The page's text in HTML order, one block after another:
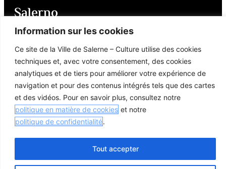
Information sur les cookies
Ce site de la Ville de Salerne – Culture utilise des cookies
techniques et, avec votre consentement, des cookies
analytiques et de tiers pour améliorer votre expérience de
navigation et pour des contenus intégrés tels que des cartes
et des vidéos. Pour en savoir plus, consultez notre
politique en matière de cookies et notre
politique de confidentialité.
Tout accepter
Salerno
Personaggi
Enogastronomia
Mobilità a Salerno
Luoghi nei Dintorni
Link utili
© 2026 Comune di Salerno – Tutti i diritti riservati